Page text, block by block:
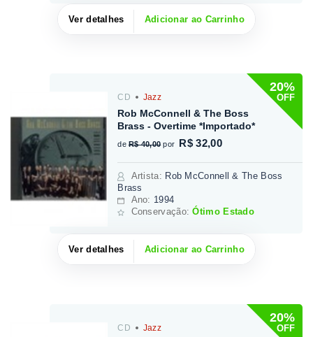
Ver detalhes Adicionar ao Carrinho
20%
OFF
CD Jazz
Rob McConnell & The Boss
Brass - Overtime *Importado*
de R$ 40,00 por R$ 32,00
Artista: Rob McConnell & The Boss
Brass
Ano: 1994
Conservação:Ótimo Estado
Ver detalhes Adicionar ao Carrinho
20%
OFF
CD Jazz